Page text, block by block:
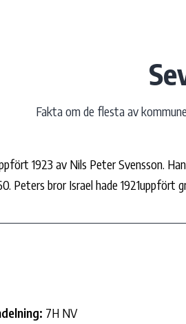
Fakta om de flesta av
1923 av Nils Peter Svensson.
Peters bror Israel hade 1921uppfört
7H NV